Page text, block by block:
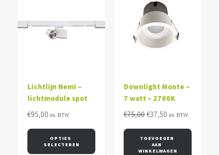
Lichtlijn Nemi –
lichtmodule spot
€95,00 ex. BTW
OPTIES
SELECTEREN
Downlight Monte –
7 watt – 2700K
€75,00 Oorspronkelijke
was:
€75,00.
€37,50 Huidige
is:
€37,50.
ex. BTW
TOEVOEGEN
AAN
WINKELWAGEN